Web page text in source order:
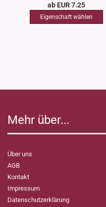
ab EUR 7.25
Mehr über...
Über uns
AGB
Kontakt
Impressum
Datenschutzerklärung